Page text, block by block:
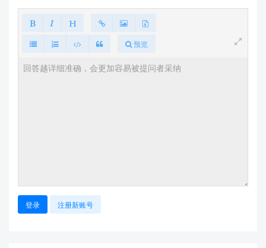
预览
登录 注册新账号